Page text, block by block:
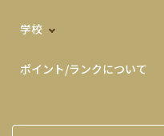
学校
ポイント/ランクについて